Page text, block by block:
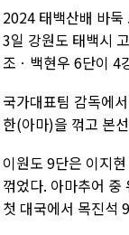
2024 태백산배 바둑
3일 강원도 태백시
조ㆍ백현우 6단이 4
국가대표팀 감독에
한(아마)을 꺾고 본
이원도 9단은 이지
꺾었다. 아마추어 중
첫 대국에서 목진석